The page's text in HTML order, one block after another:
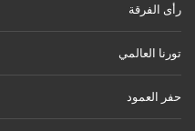
رأى الفرقة
تورنا العالمي
حفر العمود